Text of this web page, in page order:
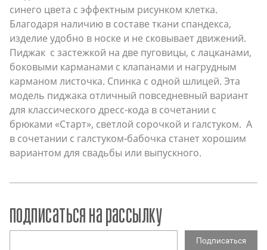
синего цвета с эффектным рисунком клетка.
Благодаря наличию в составе ткани спандекса,
изделие удобно в носке и не сковывает движений.
Пиджак с застежкой на две пуговицы, с лацканами,
боковыми карманами с клапанами и нагрудным
карманом листочка. Спинка c одной шлицей. Эта
модель пиджака отличный повседневный вариант
для классического дресс-кода в сочетании с
брюками «Старт», светлой сорочкой и галстуком. А
в сочетании с галстуком-бабочка станет хорошим
вариантом для свадьбы или выпускного.
подписаться на рассылку